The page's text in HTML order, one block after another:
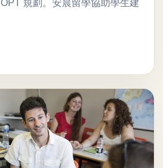
規劃。安晨留學協助學生建